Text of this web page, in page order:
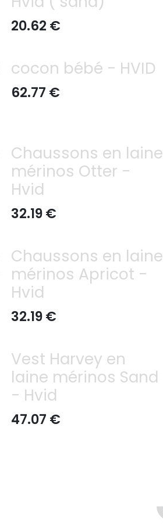
20.62 €
cocon bébé - HVID
62.77 €
Chaussons en laine
mérinos Otter -
Hvid
32.19€
Chaussons en laine
mérinos Apricot -
Hvid
32.19€
Vest Harvey en
laine mérinos Sand
- Hvid
47.07 €